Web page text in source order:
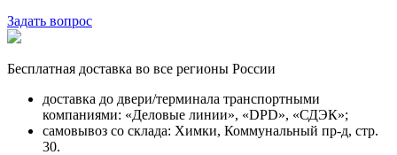
Задать вопрос
Бесплатная доставка во все регионы России
доставка до двери/терминала транспортными
компаниями: «Деловые линии», «DPD», «СДЭК»;
самовывоз со склада: Химки, Коммунальный пр-д, стр.
30.